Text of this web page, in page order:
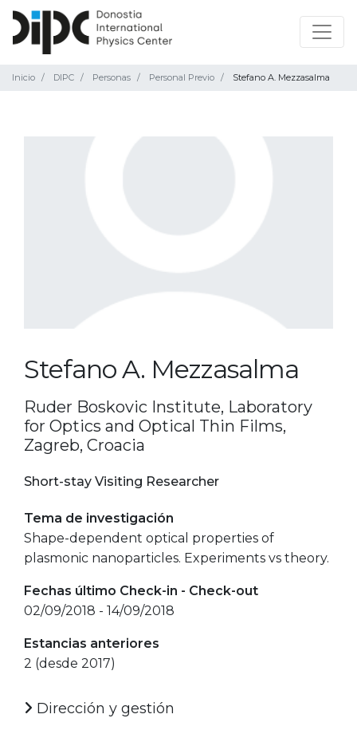
Inicio DIPC Personas Personal Previo Stefano A. Mezzasalma
Stefano A. Mezzasalma
Ruder Boskovic Institute, Laboratory
for Optics and Optical Thin Films,
Zagreb, Croacia
Short-stay Visiting Researcher
Tema de investigación
Shape-dependent optical properties of
plasmonic nanoparticles. Experiments vs theory.
Fechas último Check-in - Check-out
02/09/2018 - 14/09/2018
Estancias anteriores
2 (desde 2017)
Dirección y gestión